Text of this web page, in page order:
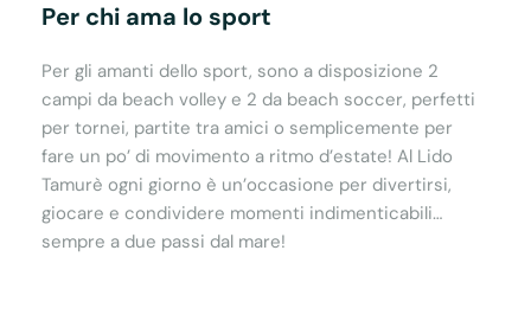
Per chi ama lo sport
Per gli amanti dello sport, sono a disposizione 2
campi da beach volley e 2 da beach soccer, perfetti
per tornei, partite tra amici o semplicemente per
fare un po’ di movimento a ritmo d’estate! Al Lido
Tamurè ogni giorno è un’occasione per divertirsi,
giocare e condividere momenti indimenticabili…
sempre a due passi dal mare!